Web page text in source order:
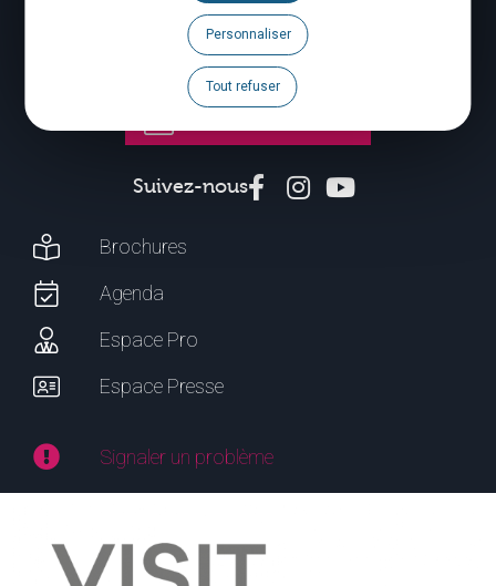
Personnaliser
Tout refuser
Qui sommes-nous ?
Suivez-nous
Brochures
Agenda
Espace Pro
Espace Presse
Signaler un problème